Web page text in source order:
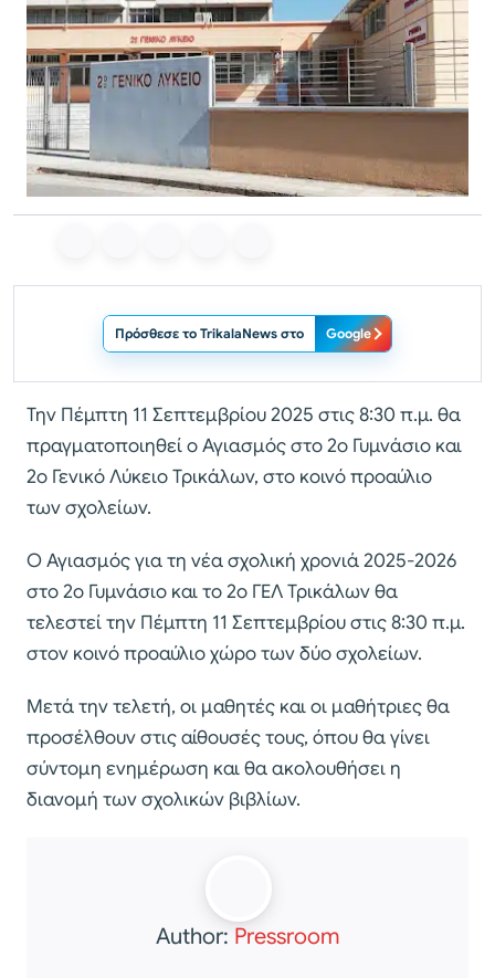
Πρόσθεσε το TrikalaNews στο Google
Την Πέμπτη 11 Σεπτεμβρίου 2025 στις 8:30 π.μ. θα
πραγματοποιηθεί ο Αγιασμός στο 2ο Γυμνάσιο και
2ο Γενικό Λύκειο Τρικάλων, στο κοινό προαύλιο
των σχολείων.
Ο Αγιασμός για τη νέα σχολική χρονιά 2025-2026
στο 2ο Γυμνάσιο και το 2ο ΓΕΛ Τρικάλων θα
τελεστεί την Πέμπτη 11 Σεπτεμβρίου στις 8:30 π.μ.
στον κοινό προαύλιο χώρο των δύο σχολείων.
Μετά την τελετή, οι μαθητές και οι μαθήτριες θα
προσέλθουν στις αίθουσές τους, όπου θα γίνει
σύντομη ενημέρωση και θα ακολουθήσει η
διανομή των σχολικών βιβλίων.
Author: Pressroom